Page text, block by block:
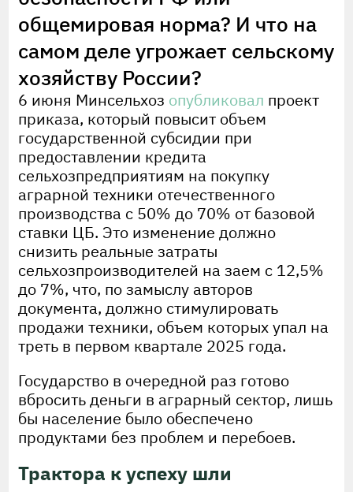
общемировая норма? И что на
самом деле угрожает сельскому
хозяйству России?
6 июня Минсельхоз опубликовал проект
приказа, который повысит объем
государственной субсидии при
предоставлении кредита
сельхозпредприятиям на покупку
аграрной техники отечественного
производства с 50% до 70% от базовой
ставки ЦБ. Это изменение должно
снизить реальные затраты
сельхозпроизводителей на заем с 12,5%
до 7%, что, по замыслу авторов
документа, должно стимулировать
продажи техники, объем которых упал на
треть в первом квартале 2025 года.
Государство в очередной раз готово
вбросить деньги в аграрный сектор, лишь
бы население было обеспечено
продуктами без проблем и перебоев.
Трактора к успеху шли